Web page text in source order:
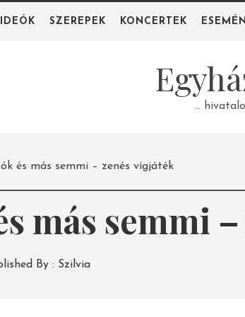
SZEREPEK KONCERTEK
…
és más semmi – zenés vígjáték
más semmi
By : Szilvia